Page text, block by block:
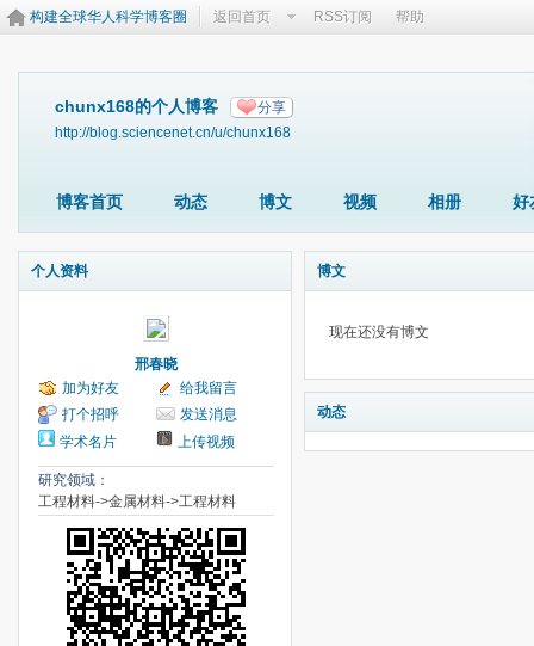
构建全球华人科学博客圈 返回首页 RSS订阅 帮助
chunx168的个人博客 分享
http://blog.sciencenet.cn/u/chunx168
博客首页 动态 博文 视频 相册 好
个人资料
邢春晓
加为好友
给我留言
打个招呼
发送消息
学术名片
上传视频
研究领域：
工程材料->金属材料->工程材料
博文
现在还没有博文
动态